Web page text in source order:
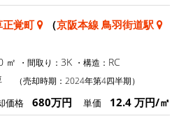
覚町 （京阪本線 鳥羽街道駅
㎡ ・間取り： 3K ・構造： RC
（売却時期：2024年第4四半期）
価格 680万円 単価 12.4 万円/㎡